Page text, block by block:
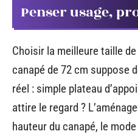
Penser usage,
Choisir la meilleure taille
canapé de 72 cm suppose
réel : simple plateau
attire le regard ?
hauteur du canapé, le